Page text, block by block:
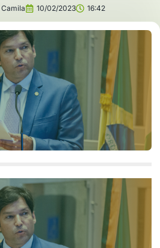
Camila 10/02/2023 16:42